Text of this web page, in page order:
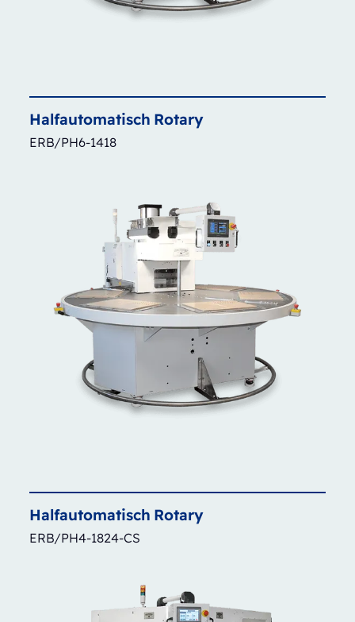
Halfautomatisch Rotary
ERB/PH6-1418
Halfautomatisch Rotary
ERB/PH4-1824-CS